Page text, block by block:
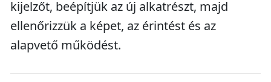
kijelzőt, beépítjük az új alkatrészt, majd
ellenőrizzük a képet, az érintést és az
alapvető működést.